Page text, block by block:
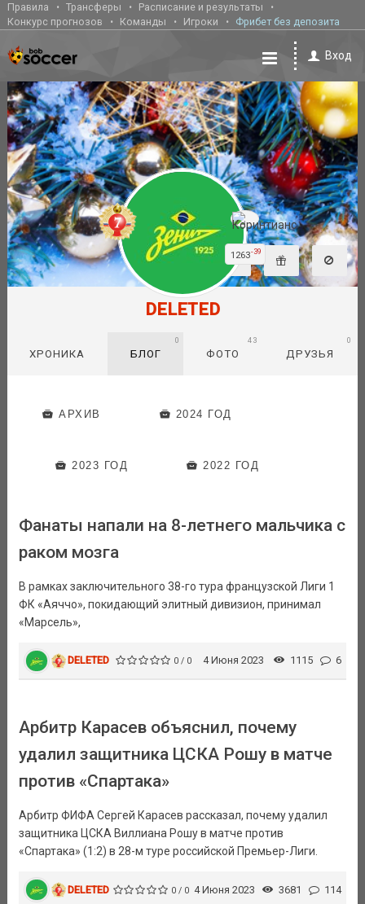
Правила Трансферы
Расписание и результаты
Конкурс прогнозов
Команды Игроки Фрибет без депозита
Вход
1263-39
DELETED
ХРОНИКА БЛОГ
0
ФОТО
43
ДРУЗЬЯ
0
АРХИВ 2024 ГОД
2023 ГОД 2022 ГОД
Фанаты напали на 8-летнего мальчика с
раком мозга
В рамках заключительного 38-го тура французской Лиги 1
ФК «Аяччо», покидающий элитный дивизион, принимал
«Марсель»,
DELETED 0 / 0 4 Июня 2023 1115 6
Арбитр Карасев объяснил, почему
удалил защитника ЦСКА Рошу в матче
против «Спартака»
Арбитр ФИФА Сергей Карасев рассказал, почему удалил
защитника ЦСКА Виллиана Рошу в матче против
«Спартака» (1:2) в 28-м туре российской Премьер-Лиги.
DELETED 0 / 0 4 Июня 2023 3681 114